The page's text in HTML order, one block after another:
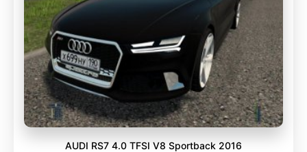
AUDI RS7 4.0 TFSI V8 Sportback 2016